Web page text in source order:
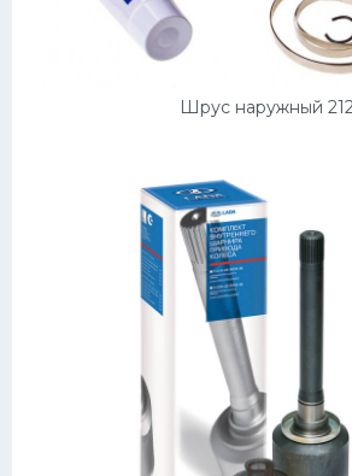
Шрус наружный